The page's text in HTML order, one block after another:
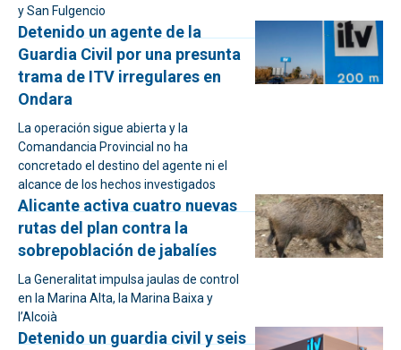
y San Fulgencio
Detenido un agente de la
Guardia Civil por una presunta
trama de ITV irregulares en
Ondara
La operación sigue abierta y la
Comandancia Provincial no ha
concretado el destino del agente ni el
alcance de los hechos investigados
Alicante activa cuatro nuevas
rutas del plan contra la
sobrepoblación de jabalíes
La Generalitat impulsa jaulas de control
en la Marina Alta, la Marina Baixa y
l’Alcoià
Detenido un guardia civil y seis